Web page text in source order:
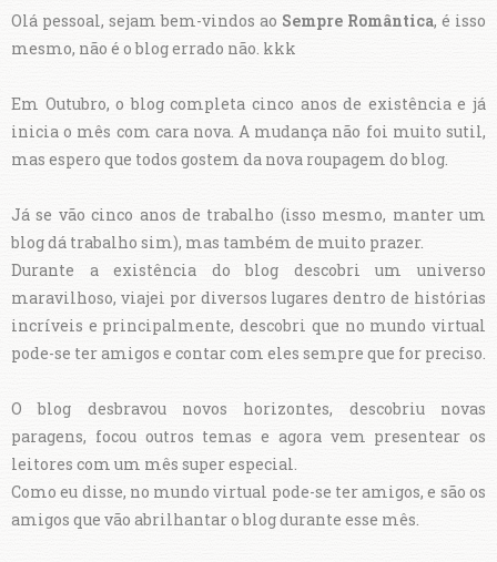
Olá pessoal, sejam bem-vindos ao Sempre Romântica, é isso
mesmo, não é o blog errado não. kkk
Em Outubro, o blog completa cinco anos de existência e já
inicia o mês com cara nova. A mudança não foi muito sutil,
mas espero que todos gostem da nova roupagem do blog.
Já se vão cinco anos de trabalho (isso mesmo, manter um
blog dá trabalho sim), mas também de muito prazer.
Durante a existência do blog descobri um universo
maravilhoso, viajei por diversos lugares dentro de histórias
incríveis e principalmente, descobri que no mundo virtual
pode-se ter amigos e contar com eles sempre que for preciso.
O blog desbravou novos horizontes, descobriu novas
paragens, focou outros temas e agora vem presentear os
leitores com um mês super especial.
Como eu disse, no mundo virtual pode-se ter amigos, e são os
amigos que vão abrilhantar o blog durante esse mês.